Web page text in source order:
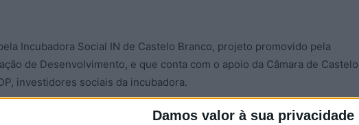
Damos valor à sua privacidade
Incubadora Social IN de Castelo Branco, projeto promovido pela
de Desenvolvimento, e que conta com o apoio da Câmara de Castelo
investidores sociais da incubadora.
o Encontro Nacional permitiu reforçar o alinhamento estratégico entre